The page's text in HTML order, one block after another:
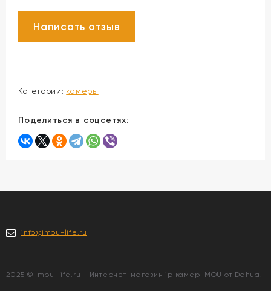
Категории: камеры
Поделиться в соцсетях:
info@imou-life.ru
2025 © Imou-life.ru - Интернет-магазин ip камер IMOU от Dahua.